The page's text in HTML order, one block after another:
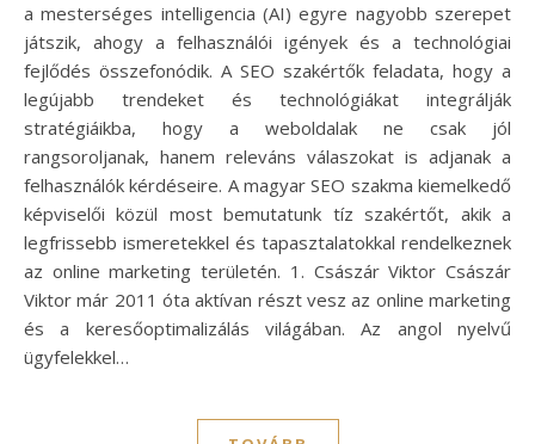
a mesterséges intelligencia (AI) egyre nagyobb szerepet
játszik, ahogy a felhasználói igények és a technológiai
fejlődés összefonódik. A SEO szakértők feladata, hogy a
legújabb trendeket és technológiákat integrálják
stratégiáikba, hogy a weboldalak ne csak jól
rangsoroljanak, hanem releváns válaszokat is adjanak a
felhasználók kérdéseire. A magyar SEO szakma kiemelkedő
képviselői közül most bemutatunk tíz szakértőt, akik a
legfrissebb ismeretekkel és tapasztalatokkal rendelkeznek
az online marketing területén. 1. Császár Viktor Császár
Viktor már 2011 óta aktívan részt vesz az online marketing
és a keresőoptimalizálás világában. Az angol nyelvű
ügyfelekkel…